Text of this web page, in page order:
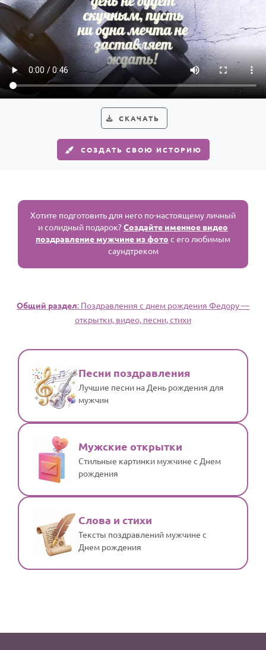
СКАЧАТЬ
СОЗДАТЬ СВОЮ ИСТОРИЮ
Хотите подготовить для него по-настоящему личный
и солидный подарок?Создайте именное видео
поздравление мужчине из фото с его любимым
саундтреком
Общий раздел: Поздравления с днем рождения Федору —
открытки, видео, песни, стихи
Песни поздравления
Лучшие песни на День рождения для
мужчин
Мужские открытки
Стильные картинки мужчине с Днем
рождения
Слова и стихи
Тексты поздравлений мужчине с
Днем рождения